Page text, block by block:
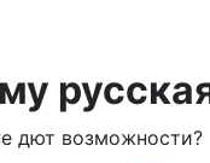
дют возможности?